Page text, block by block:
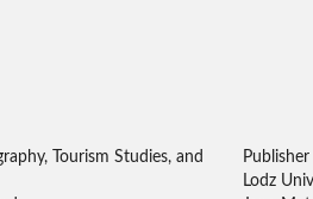
Tourism Studies, and
Publisher
Lodz